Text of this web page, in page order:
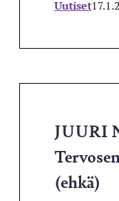
Uutiset
JUURI
(ehkä)